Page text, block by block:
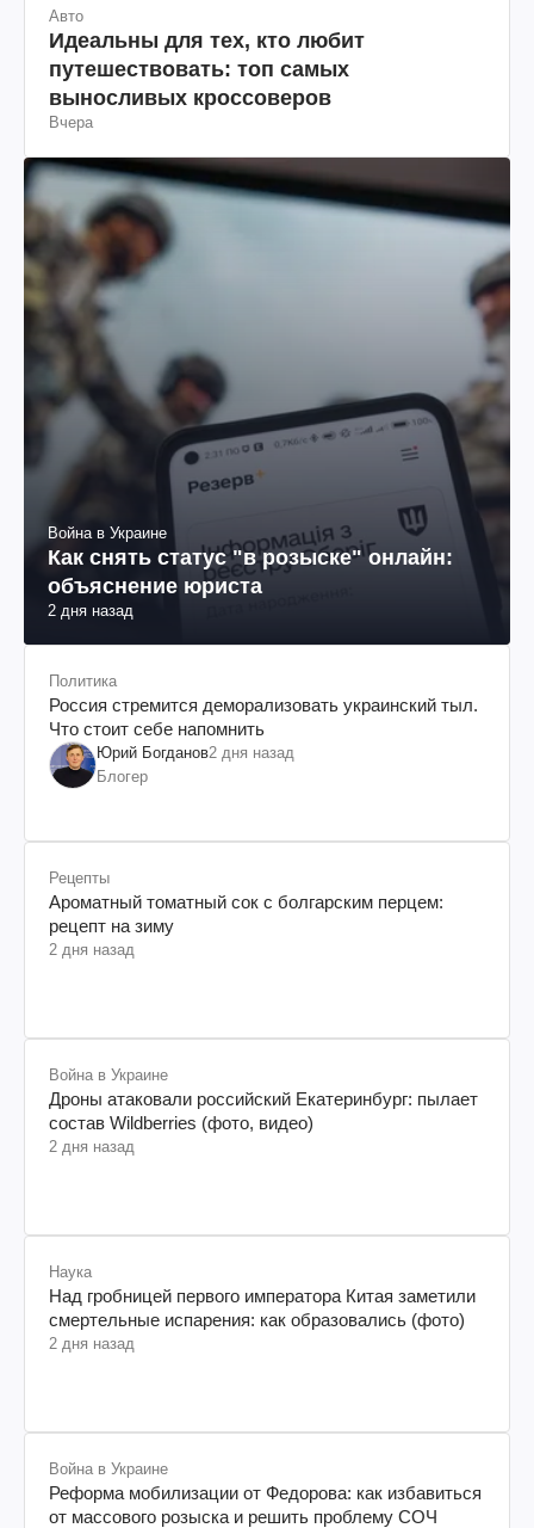
Авто
Идеальны для тех, кто любит
путешествовать: топ самых
выносливых кроссоверов
Вчера
Война в Украине
Как снять статус "в розыске" онлайн:
объяснение юриста
2 дня назад
Политика
Россия стремится деморализовать украинский тыл.
Что стоит себе напомнить
Юрий Богданов2 дня назад
Блогер
Рецепты
Ароматный томатный сок с болгарским перцем:
рецепт на зиму
2 дня назад
Война в Украине
Дроны атаковали российский Екатеринбург: пылает
состав Wildberries (фото, видео)
2 дня назад
Наука
Над гробницей первого императора Китая заметили
смертельные испарения: как образовались (фото)
2 дня назад
Война в Украине
Реформа мобилизации от Федорова: как избавиться
от массового розыска и решить проблему СОЧ